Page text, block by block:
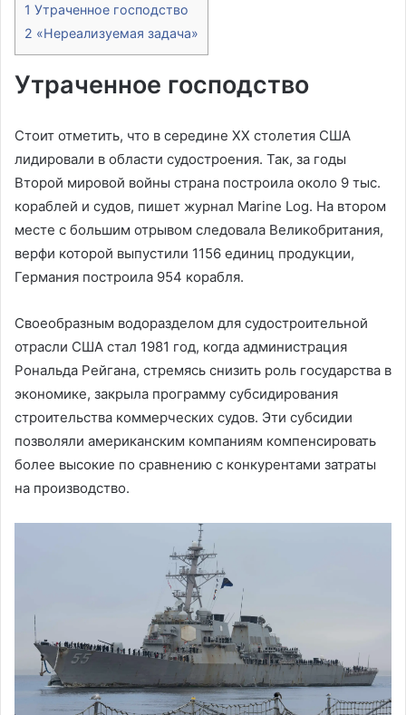
1 Утраченное господство
2 «Нереализуемая задача»
Утраченное господство
Стоит отметить, что в середине XX столетия США
лидировали в области судостроения. Так, за годы
Второй мировой войны страна построила около 9 тыс.
кораблей и судов, пишет журнал Marine Log. На втором
месте с большим отрывом следовала Великобритания,
верфи которой выпустили 1156 единиц продукции,
Германия построила 954 корабля.
Своеобразным водоразделом для судостроительной
отрасли США стал 1981 год, когда администрация
Рональда Рейгана, стремясь снизить роль государства в
экономике, закрыла программу субсидирования
строительства коммерческих судов. Эти субсидии
позволяли американским компаниям компенсировать
более высокие по сравнению с конкурентами затраты
на производство.